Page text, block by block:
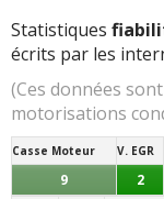
Statistiques
écrits par les
(Ces données
motorisations
Casse Moteur V. EGR
9 2